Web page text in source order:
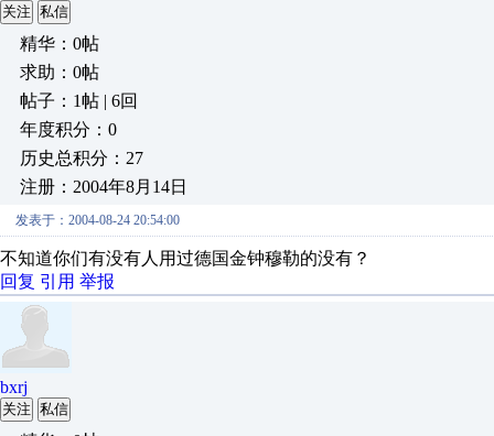
关注 私信
精华：0帖
求助：0帖
帖子：1帖 | 6回
年度积分：0
历史总积分：27
注册：2004年8月14日
发表于：2004-08-24 20:54:00
不知道你们有没有人用过德国金钟穆勒的没有？
回复 引用 举报
bxrj
关注 私信